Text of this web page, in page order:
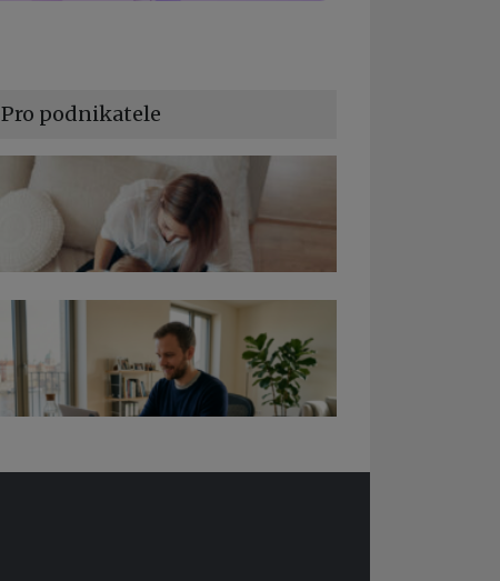
Pro podnikatele